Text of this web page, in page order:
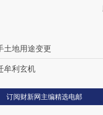
土地用途变更
牟利玄机
订阅财新网主编精选电邮